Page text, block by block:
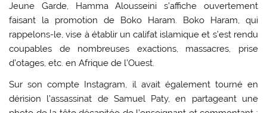
Jeune Garde, Hamma Alousseini s’affiche ouvertement
faisant la promotion de Boko Haram. Boko Haram, qui
rappelons-le, vise à établir un califat islamique et s’est rendu
coupables de nombreuses exactions, massacres, prise
d’otages, etc. en Afrique de l’Ouest.
Sur son compte Instagram, il avait également tourné en
dérision l’assassinat de Samuel Paty, en partageant une